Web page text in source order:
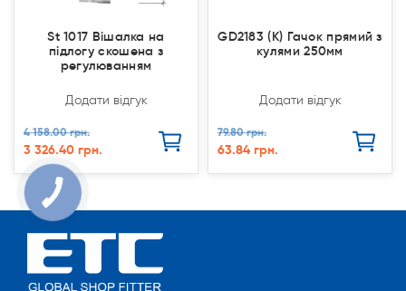
St 1017 Вішалка на
підлогу скошена з
регулюванням
Додати відгук
4 158.00 грн.
3 326.40 грн.
GD2183 (К) Гачок прямий з
кулями 250мм
Додати відгук
79.80 грн.
63.84 грн.